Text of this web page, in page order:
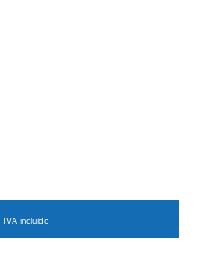
IVA incluído